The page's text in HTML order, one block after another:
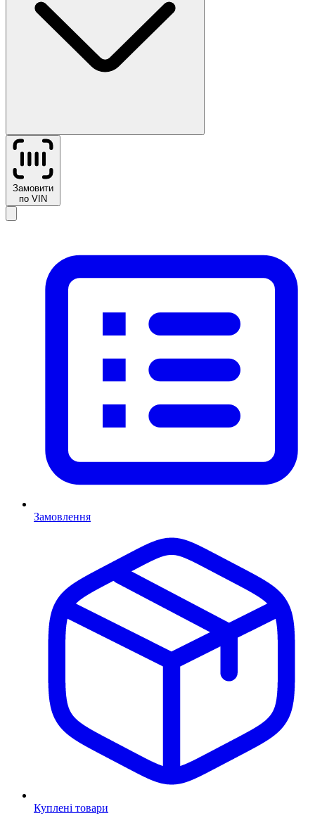
Замовити
по VIN
Замовлення
Куплені товари